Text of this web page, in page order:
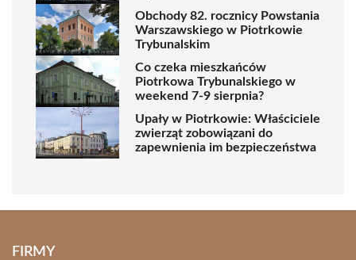
Obchody 82. rocznicy Powstania
Warszawskiego w Piotrkowie
Trybunalskim
Co czeka mieszkańców
Piotrkowa Trybunalskiego w
weekend 7-9 sierpnia?
Upały w Piotrkowie: Właściciele
zwierząt zobowiązani do
zapewnienia im bezpieczeństwa
FIRMY